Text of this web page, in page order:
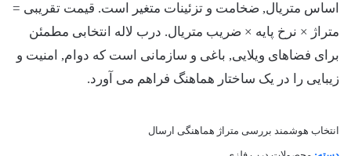
اساس متریال, ضخامت و تزئینات متغیر است. قیمت تقریبی =
متراژ × نرخ پایه × ضریب متریال. درب لاله انتخابی مطمئن
برای فضاهای ویلایی, باغی و سازمانی است که دوام, امنیت و
زیبایی را در یک ساختار هماهنگ فراهم می آورد.
انتخاب هوشمند بررسی متراژ هماهنگی ارسال